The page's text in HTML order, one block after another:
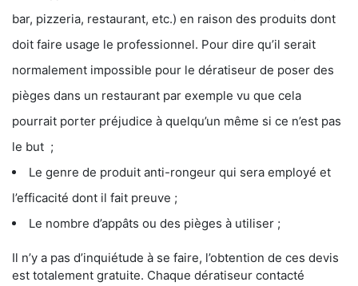
bar, pizzeria, restaurant, etc.) en raison des produits dont
doit faire usage le professionnel. Pour dire qu’il serait
normalement impossible pour le dératiseur de poser des
pièges dans un restaurant par exemple vu que cela
pourrait porter préjudice à quelqu’un même si ce n’est pas
le but ;
Le genre de produit anti-rongeur qui sera employé et
l’efficacité dont il fait preuve ;
Le nombre d’appâts ou des pièges à utiliser ;
Il n’y a pas d’inquiétude à se faire, l’obtention de ces devis
est totalement gratuite. Chaque dératiseur contacté